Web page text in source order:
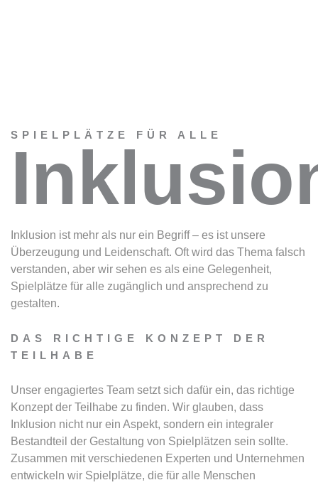
SPIELPLÄTZE FÜR ALLE
Inklusion ist mehr als nur ein Begriff – es ist unsere
Überzeugung und Leidenschaft. Oft wird das Thema falsch
verstanden, aber wir sehen es als eine Gelegenheit,
Spielplätze für alle zugänglich und ansprechend zu
gestalten.
DAS RICHTIGE KONZEPT DER
TEILHABE
Unser engagiertes Team setzt sich dafür ein, das richtige
Konzept der Teilhabe zu finden. Wir glauben, dass
Inklusion nicht nur ein Aspekt, sondern ein integraler
Bestandteil der Gestaltung von Spielplätzen sein sollte.
Zusammen mit verschiedenen Experten und Unternehmen
entwickeln wir Spielplätze, die für alle Menschen